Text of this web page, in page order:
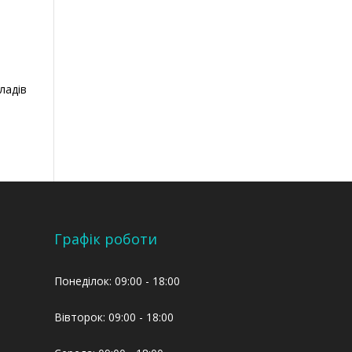
Графік роботи
Понеділок: 09:00 - 18:00
Вівторок: 09:00 - 18:00